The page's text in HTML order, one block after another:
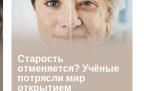
и близким Халық
об открытии своей
в Астане